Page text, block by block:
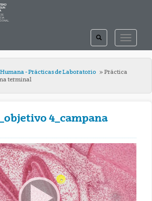
TOGGLE
TOGGLE
SEARCH
- Prácticas de Laboratorio
Práctica
terminal
4_campana